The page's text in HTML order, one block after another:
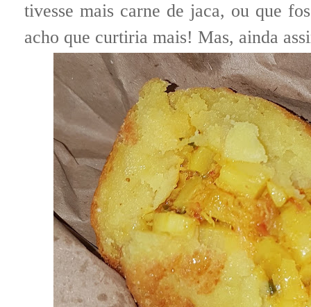
tivesse mais carne de jaca, ou que
acho que curtiria mais! Mas, ainda